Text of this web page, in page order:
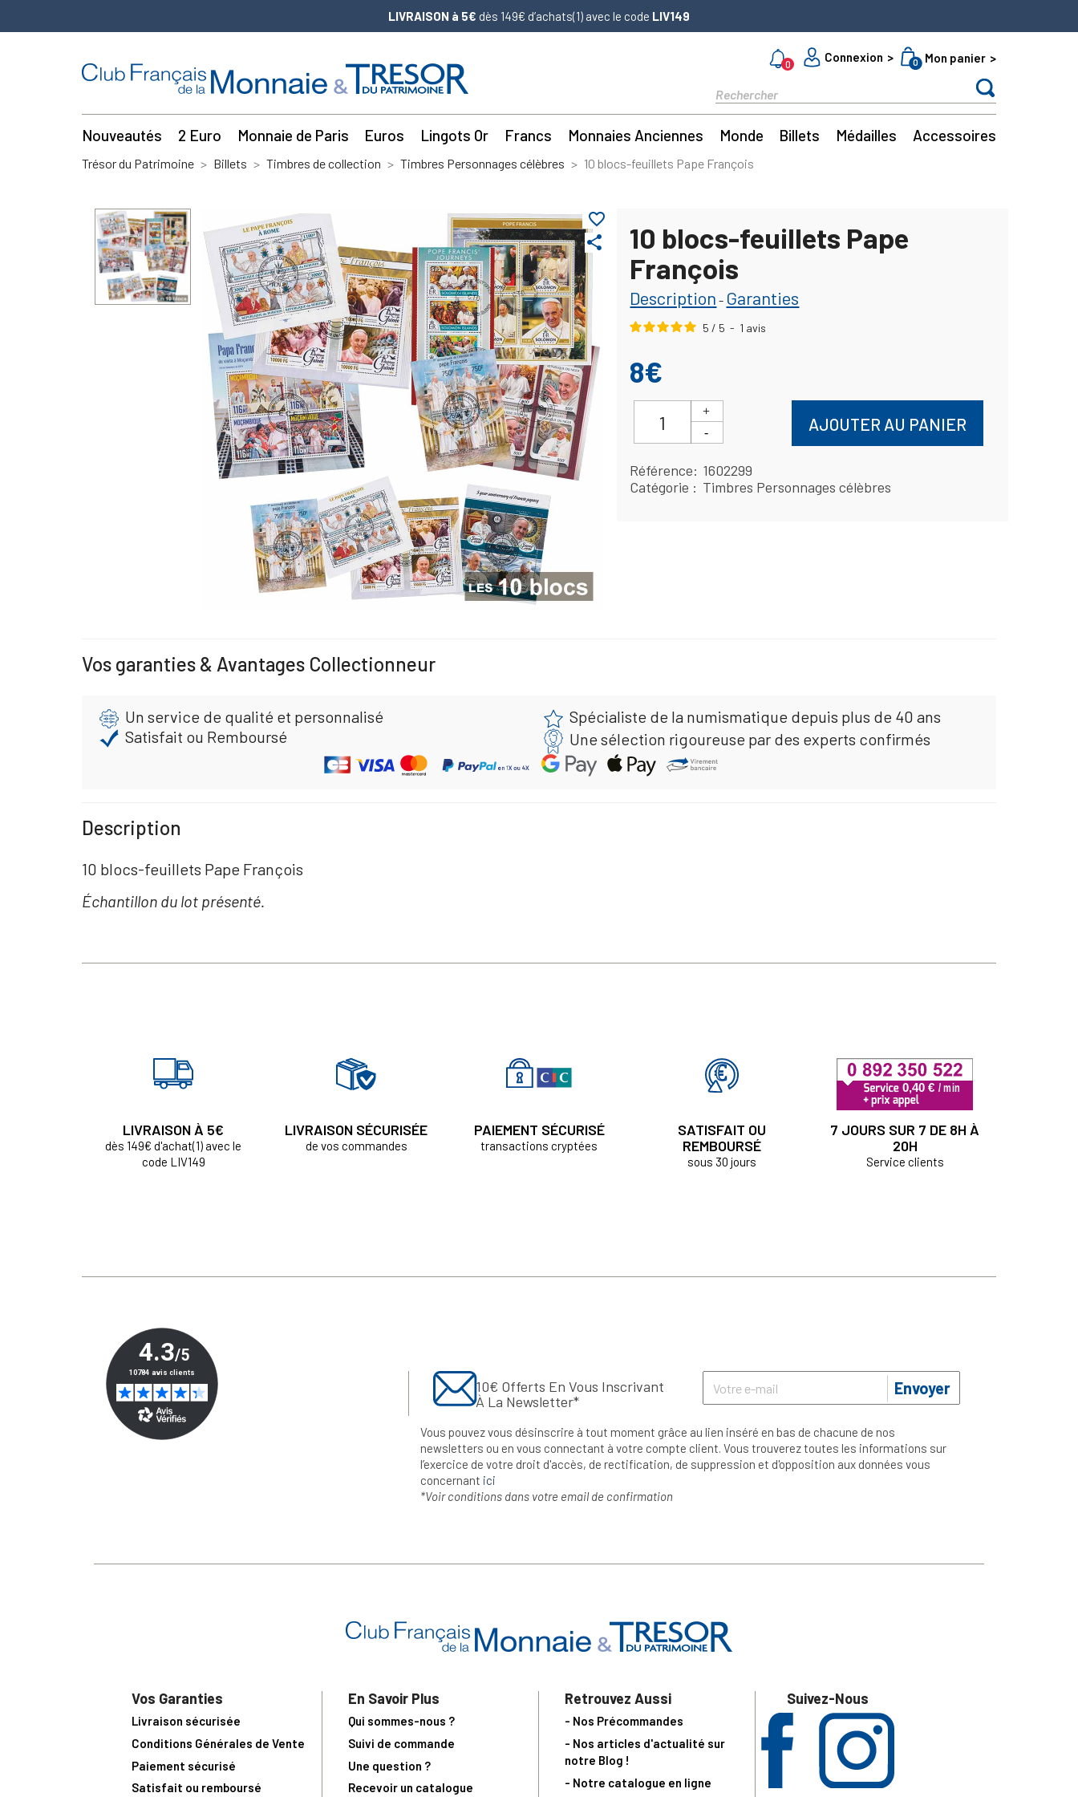
LIVRAISON à 5€ dès 149€ d’achats(1) avec le code LIV149
0
Connexion 0 Mon panier
Nouveautés 2 Euro Monnaie de Paris Euros Lingots Or Francs Monnaies Anciennes Monde Billets Médailles Accessoires
Trésor du Patrimoine Billets Timbres de collection Timbres Personnages célèbres 10 blocs-feuillets Pape François
share
favorite_border
10 blocs-feuillets Pape
François
Description - Garanties
5 / 5 - 1 avis
8€
AJOUTER AU PANIER
Référence
1602299
Catégorie
Timbres Personnages célèbres
Vos garanties & Avantages Collectionneur
Un service de qualité et personnalisé
Spécialiste de la numismatique depuis plus de 40 ans
Satisfait ou Remboursé
Une sélection rigoureuse par des experts confirmés
Description
10 blocs-feuillets Pape François
Échantillon du lot présenté.
LIVRAISON À 5€
dès 149€ d'achat(1) avec le
code LIV149
LIVRAISON SÉCURISÉE
de vos commandes
PAIEMENT SÉCURISÉ
transactions cryptées
SATISFAIT OU
REMBOURSÉ
sous 30 jours
7 JOURS SUR 7 DE 8H À
20H
Service clients
10€ Offerts En Vous Inscrivant
À La Newsletter*
Envoyer
Vous pouvez vous désinscrire à tout moment grâce au lien inséré en bas de chacune de nos
newsletters ou en vous connectant à votre compte client. Vous trouverez toutes les informations sur
l’exercice de votre droit d'accès, de rectification, de suppression et d'opposition aux données vous
concernant ici
*Voir conditions dans votre email de confirmation
Vos Garanties
Livraison sécurisée
Conditions Générales de Vente
Paiement sécurisé
Satisfait ou remboursé
En Savoir Plus
Qui sommes-nous ?
Suivi de commande
Une question ?
Recevoir un catalogue
Retrouvez Aussi
- Nos Précommandes
- Nos articles d'actualité sur
notre Blog !
- Notre catalogue en ligne
Suivez-Nous